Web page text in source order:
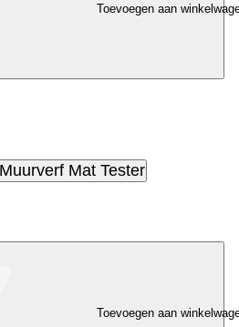
Toevoegen aan
Mat Tester
Toevoegen aan